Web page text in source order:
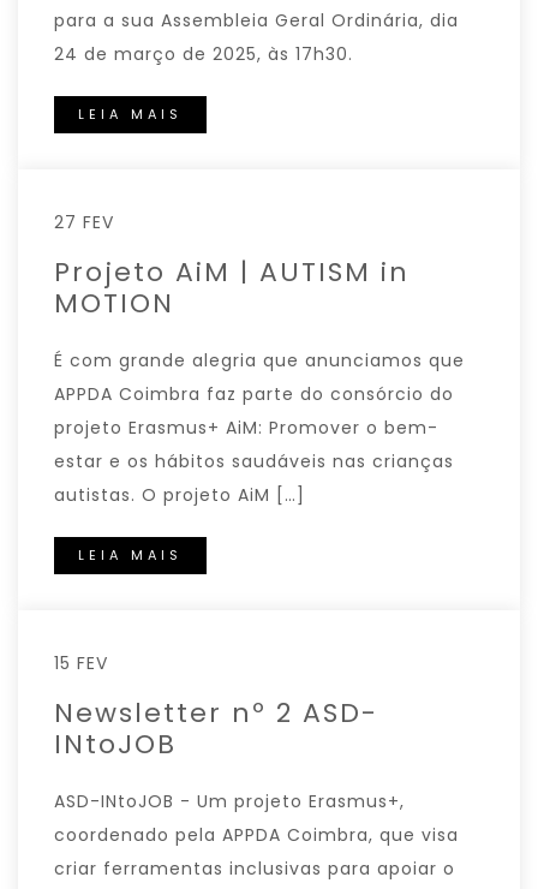
para a sua Assembleia Geral Ordinária, dia
24 de março de 2025, às 17h30.
LEIA MAIS
27 FEV
Projeto AiM | AUTISM in
MOTION
É com grande alegria que anunciamos que
APPDA Coimbra faz parte do consórcio do
projeto Erasmus+ AiM: Promover o bem-
estar e os hábitos saudáveis nas crianças
autistas. O projeto AiM […]
LEIA MAIS
15 FEV
Newsletter nº 2 ASD-
INtoJOB
ASD-INtoJOB - Um projeto Erasmus+,
coordenado pela APPDA Coimbra, que visa
criar ferramentas inclusivas para apoiar o